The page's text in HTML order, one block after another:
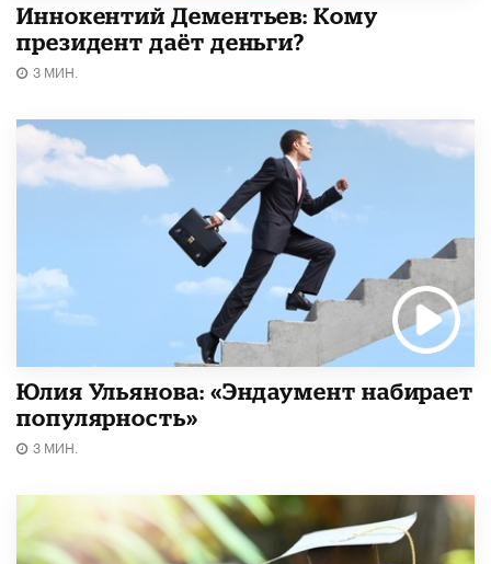
Иннокентий Дементьев: Кому
президент даёт деньги?
3 МИН.
Юлия Ульянова: «Эндаумент набирает
популярность»
3 МИН.